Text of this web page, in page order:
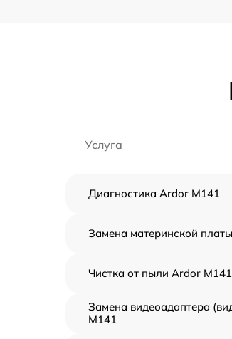
Услуга
Диагностика Ardor M141
Замена материнской
Чистка от пыли Ardor M141
Замена видеоадаптера
M141